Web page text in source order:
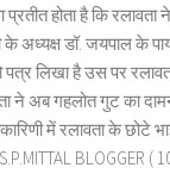
होता है कि रलावता
के अध्यक्ष डॉ. जयपाल के
लिखा है उस पर
ने अब गहलोत गुट का
में रलावता के छोटे
BLOGGER (